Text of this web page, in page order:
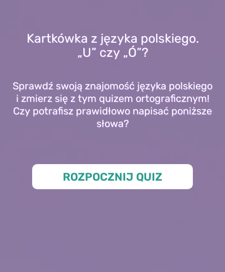
Kartkówka z języka polskiego.
„U” czy „Ó”?
Sprawdź swoją znajomość języka polskiego
i zmierz się z tym quizem ortograficznym!
Czy potrafisz prawidłowo napisać poniższe
słowa?
ROZPOCZNIJ QUIZ